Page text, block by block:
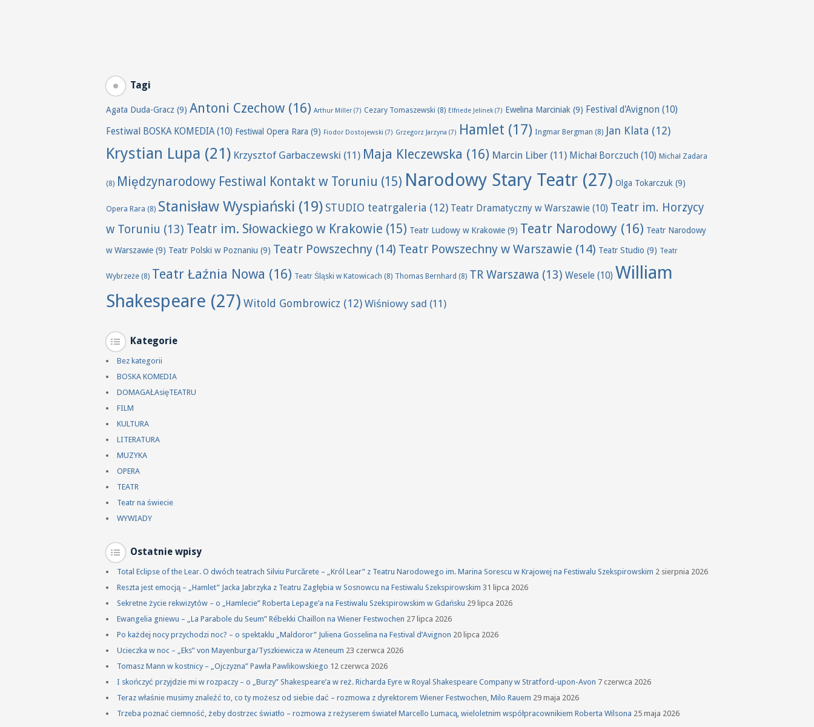
Tagi
Agata Duda-Gracz (9) Antoni Czechow (16) Arthur Miller (7) Cezary Tomaszewski (8) Elfriede Jelinek(7) Ewelina Marciniak (9) Festival d'Avignon (10)
Festiwal BOSKA KOMEDIA(10) Festiwal Opera Rara (9) Fiodor Dostojewski (7) Grzegorz Jarzyna (7) Hamlet (17) Ingmar Bergman (8) Jan Klata (12)
Krystian Lupa (21) Krzysztof Garbaczewski (11) Maja Kleczewska (16) Marcin Liber (11) Michał Borczuch (10) Michał Zadara
(8) Międzynarodowy Festiwal Kontakt w Toruniu (15) Narodowy Stary Teatr (27) Olga Tokarczuk (9)
Opera Rara (8) Stanisław Wyspiański (19) STUDIO teatrgaleria (12) Teatr Dramatyczny w Warszawie (10) Teatr im. Horzycy
w Toruniu (13) Teatr im. Słowackiego w Krakowie (15) Teatr Ludowy w Krakowie (9) Teatr Narodowy (16) Teatr Narodowy
w Warszawie (9) Teatr Polski w Poznaniu (9) Teatr Powszechny (14) Teatr Powszechny w Warszawie (14) Teatr Studio (9) Teatr
Wybrzeże (8) Teatr Łaźnia Nowa (16) Teatr Śląski w Katowicach (8) Thomas Bernhard (8) TR Warszawa (13) Wesele (10) William
Shakespeare (27) Witold Gombrowicz (12) Wiśniowy sad (11)
Kategorie
Bez kategorii
BOSKA KOMEDIA
DOMAGAŁAsięTEATRU
FILM
KULTURA
LITERATURA
MUZYKA
OPERA
TEATR
Teatr na świecie
WYWIADY
Ostatnie wpisy
Total Eclipse of the Lear. O dwóch teatrach Silviu Purcărete – „Król Lear” z Teatru Narodowego im. Marina Sorescu w Krajowej na Festiwalu Szekspirowskim 2 sierpnia 2026
Reszta jest emocją – „Hamlet” Jacka Jabrzyka z Teatru Zagłębia w Sosnowcu na Festiwalu Szekspirowskim 31 lipca 2026
Sekretne życie rekwizytów – o „Hamlecie” Roberta Lepage’a na Festiwalu Szekspirowskim w Gdańsku 29 lipca 2026
Ewangelia gniewu – „La Parabole du Seum” Rébekki Chaillon na Wiener Festwochen 27 lipca 2026
Po każdej nocy przychodzi noc? – o spektaklu „Maldoror” Juliena Gosselina na Festival d’Avignon 20 lipca 2026
Ucieczka w noc – „Eks” von Mayenburga/Tyszkiewicza w Ateneum 23 czerwca 2026
Tomasz Mann w kostnicy – „Ojczyzna” Pawła Pawlikowskiego 12 czerwca 2026
I skończyć przyjdzie mi w rozpaczy – o „Burzy” Shakespeare’a w reż. Richarda Eyre w Royal Shakespeare Company w Stratford-upon-Avon 7 czerwca 2026
Teraz właśnie musimy znaleźć to, co ty możesz od siebie dać – rozmowa z dyrektorem Wiener Festwochen, Milo Rauem 29 maja 2026
Trzeba poznać ciemność, żeby dostrzec światło – rozmowa z reżyserem świateł Marcello Lumacą, wieloletnim współpracownikiem Roberta Wilsona 25 maja 2026